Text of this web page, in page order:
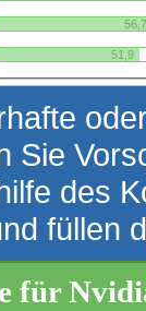
51,9
Sie
des
füllen
für